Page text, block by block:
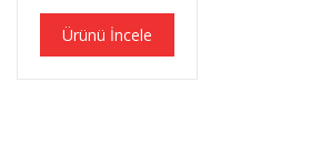
Ürünü İncele